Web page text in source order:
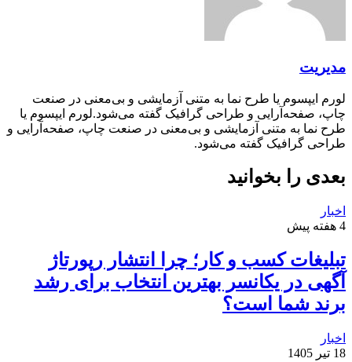
مدیریت
لورم ایپسوم یا طرح‌ نما به متنی آزمایشی و بی‌معنی در صنعت
چاپ، صفحه‌آرایی و طراحی گرافیک گفته می‌شود.لورم ایپسوم یا
طرح‌ نما به متنی آزمایشی و بی‌معنی در صنعت چاپ، صفحه‌آرایی و
طراحی گرافیک گفته می‌شود.
بعدی را بخوانید
اخبار
4 هفته پیش
تبلیغات کسب و کار؛ چرا انتشار رپورتاژ
آگهی در یکانسر بهترین انتخاب برای رشد
برند شما است؟
اخبار
18 تیر 1405